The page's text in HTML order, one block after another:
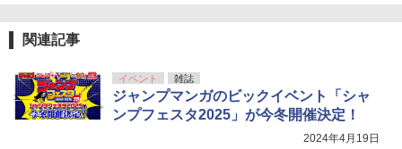
5
￥3,822
関連記事
イベント 雑誌
ジャンプマンガのビックイベント「シャ
ンプフェスタ2025」が今冬開催決定！
2024年4月19日